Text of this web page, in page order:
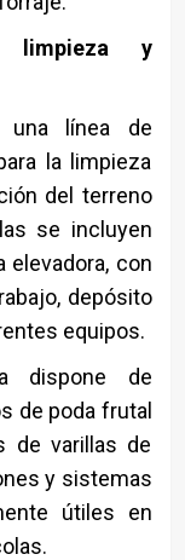
limpieza y
una línea de
la limpieza
del terreno
se incluyen
elevadora, con
depósito
equipos.
dispone de
de poda frutal
de varillas de
y sistemas
útiles en